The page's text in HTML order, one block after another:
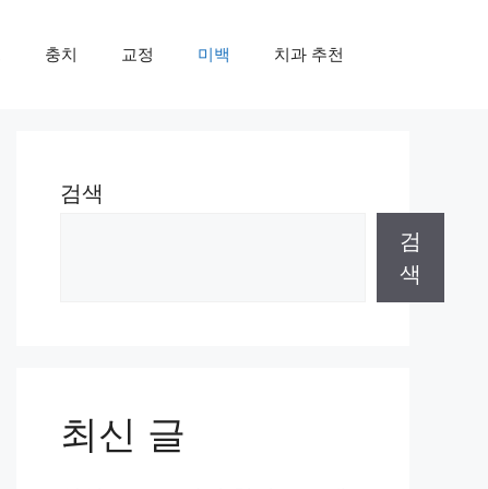
충치 교정 미백 치과 추천
검색
검
색
최신 글